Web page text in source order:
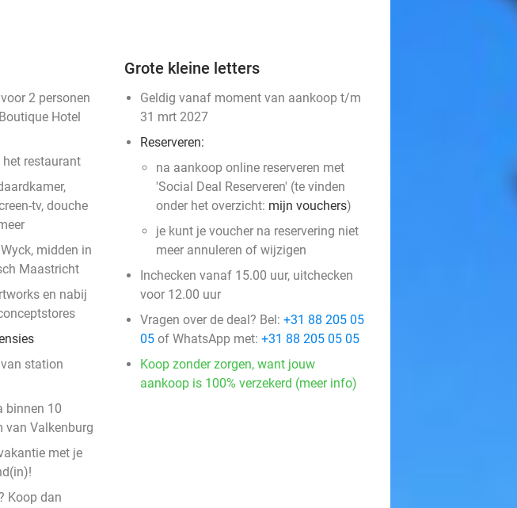
2 personen
Hotel
restaurant
tv, douche
midden in
Maastricht
en nabij
station
binnen 10
van Valkenburg
met je
Koop dan
Grote kleine letters
Geldig vanaf moment van aankoop t/m
31 mrt 2027
Reserveren:
na aankoop online reserveren met
'Social Deal Reserveren' (te vinden
onder het overzicht: mijn vouchers)
je kunt je voucher na reservering niet
meer annuleren of wijzigen
Inchecken vanaf 15.00 uur, uitchecken
voor 12.00 uur
Vragen over de deal? Bel: +31 88 205 05
05 of WhatsApp met: +31 88 205 05 05
Koop zonder zorgen, want jouw
aankoop is 100% verzekerd (meer info)